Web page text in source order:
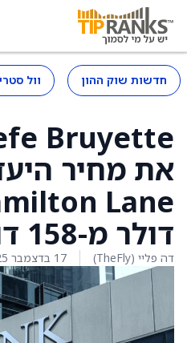
חדשות שוק ההון וול
את מחיר
דולר מ-158 דולר
דה פליי (TheFly) 17 בדצמבר 2025